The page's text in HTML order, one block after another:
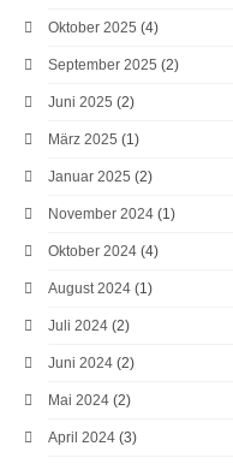
Oktober 2025 (4)
September 2025 (2)
Juni 2025 (2)
März 2025 (1)
Januar 2025 (2)
November 2024 (1)
Oktober 2024 (4)
August 2024 (1)
Juli 2024 (2)
Juni 2024 (2)
Mai 2024 (2)
April 2024 (3)